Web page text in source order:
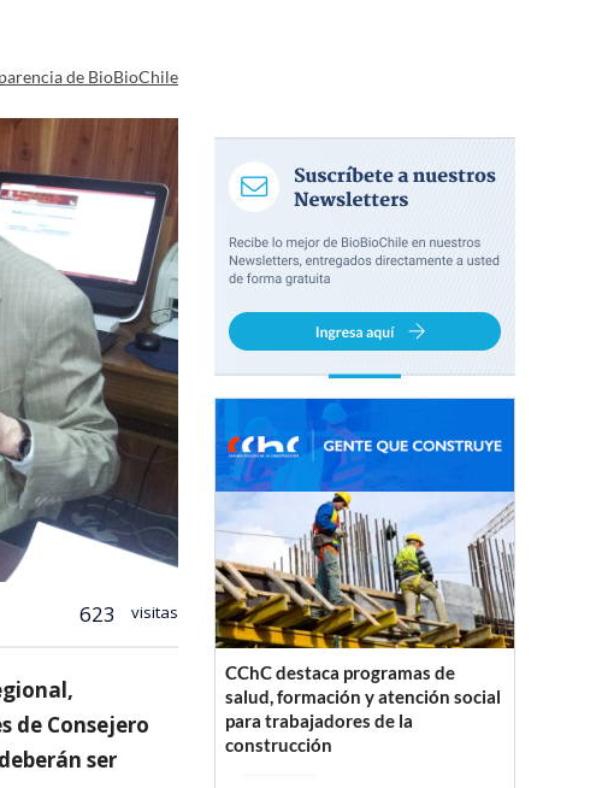
de BioBioChile
623 visitas
de Consejero
ser
CChC destaca programas de
salud, formación y atención social
para trabajadores de la
construcción